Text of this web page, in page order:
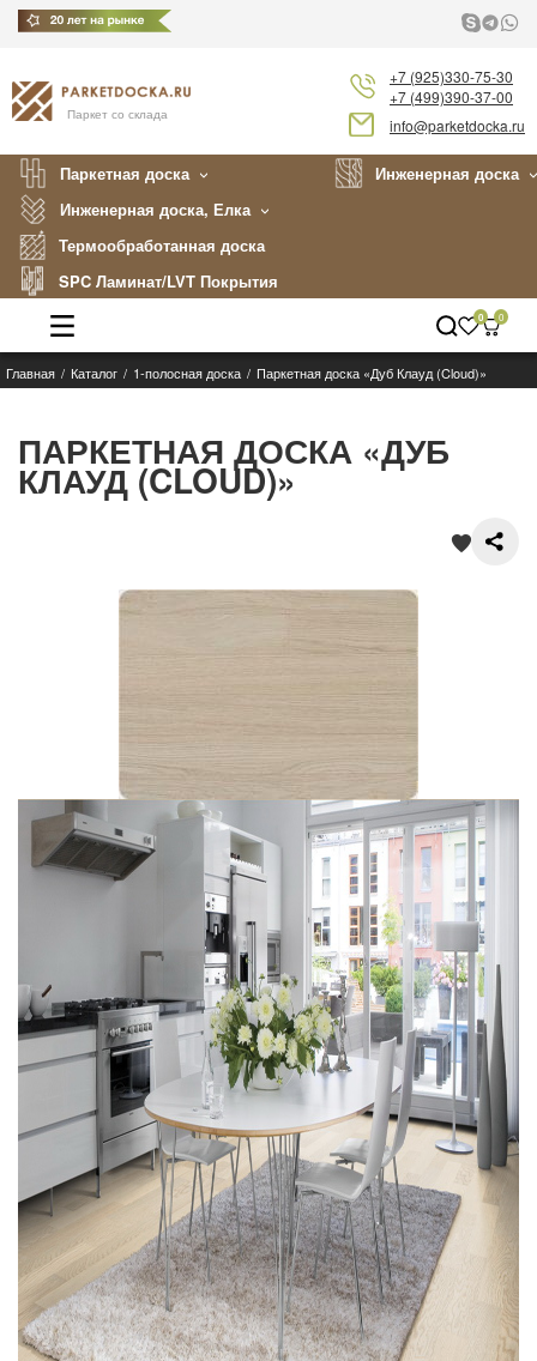
Паркет со склада
+7 (925)330-75-30
+7 (499)390-37-00
info@parketdocka.ru
Паркетная доска
Инженерная доска
Инженерная доска, Елка
Термообработанная доска
SPC Ламинат/LVT Покрытия
Каталог
Укладка
0 0
Главная Каталог 1-полосная доска Паркетная доска «Дуб Клауд (Cloud)»
ПАРКЕТНАЯ ДОСКА «ДУБ
КЛАУД (CLOUD)»